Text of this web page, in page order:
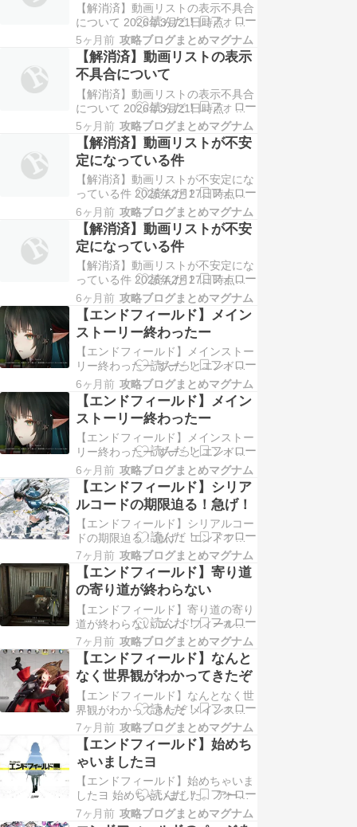
【解消済】動画リストの表示不具合
について 2026年3月21日時点、各
ゲームページ内のYouTube投稿者さ
んの最新投稿リストの表示がされな
い状態になっています。 原因につ
いては調査中ですが、RSSフィード
の読み込み過多でYouTube側から
RSSアクセス制限を受けている可能
性が…
5ヶ月前 攻略ブログまとめマグナム
【解消済】動画リストの表示
不具合について
【解消済】動画リストの表示不具合
について 2026年3月21日時点、各
ゲームページ内のYouTube投稿者さ
んの最新投稿リストの表示がされな
い状態になっています。 原因につ
いては調査中ですが、RSSフィード
の読み込み過多でYouTube側から
RSSアクセス制限を受けている可能
性が…
5ヶ月前 攻略ブログまとめマグナム
【解消済】動画リストが不安
定になっている件
【解消済】動画リストが不安定にな
っている件 2026年2月27日時点、
各ゲームページ内のYouTube投稿者
さんの最新投稿リストの表示が不安
定になっています。 詳細は不明で
すが、YouTube側のRSSフィードま
わりが不安定になっていて、 RSS
フィードを取得できないチャンネル
が…
6ヶ月前 攻略ブログまとめマグナム
【解消済】動画リストが不安
定になっている件
【解消済】動画リストが不安定にな
っている件 2026年2月27日時点、
各ゲームページ内のYouTube投稿者
さんの最新投稿リストの表示が不安
定になっています。 詳細は不明で
すが、YouTube側のRSSフィードま
わりが不安定になっていて、 RSS
フィードを取得できないチャンネル
が…
6ヶ月前 攻略ブログまとめマグナム
【エンドフィールド】メイン
ストーリー終わったー
【エンドフィールド】メインストー
リー終わったー ずーっとエンドフ
ィールドやってます(笑) とりあえず
現バージョンでのメインストーリー
を最後まで終わらせました。 なか
なか止め時がないんだよね、このゲ
ーム。 ストーリーの節目まで進め
たらやめとくかー、なんて思いつつ
資源回収にいって、そ…
6ヶ月前 攻略ブログまとめマグナム
【エンドフィールド】メイン
ストーリー終わったー
【エンドフィールド】メインストー
リー終わったー ずーっとエンドフ
ィールドやってます(笑) とりあえず
現バージョンでのメインストーリー
を最後まで終わらせました。 なか
なか止め時がないんだよね、このゲ
ーム。 ストーリーの節目まで進め
たらやめとくかー、なんて思いつつ
資源回収にいって、そ…
6ヶ月前 攻略ブログまとめマグナム
【エンドフィールド】シリア
ルコードの期限迫る！急げ！
【エンドフィールド】シリアルコー
ドの期限迫る！急げ！ エンドフィ
ールドのシリアルコードが現在4つ
用意されています。 うち1つはPC版
専用ですが、どのユーザーでも3つ
は入力して報酬を獲得することがで
きます。 赤晶玉だけでも2000個も
もらえるのでめっちゃお得です。
ALLFIELD…
7ヶ月前 攻略ブログまとめマグナム
【エンドフィールド】寄り道
の寄り道が終わらない
【エンドフィールド】寄り道の寄り
道が終わらない エンドフィール
ド、ひたすらプレイしております。
いやー、なんていうか、 寄り道で
サブクエスト始めると、その道中で
別のサブクエストが始まったりし
て、とにかくやることが尽きませ
ん。 ホントにこれ基本プレイ無料
のソシャゲ？ 買い切りの大作…
7ヶ月前 攻略ブログまとめマグナム
【エンドフィールド】なんと
なく世界観がわかってきたぞ
【エンドフィールド】なんとなく世
界観がわかってきたぞ メインスト
ーリーはロダンっていうボスを倒す
ところまで来ました。 いやー、楽
しいすねエンドフィールド。 最初
はストーリーが難解で難しいなぁっ
て思ってましたが、 なんとなくぼ
んやりとこんな感じの世界観でこん
な感じの話かぁってのが落…
7ヶ月前 攻略ブログまとめマグナム
【エンドフィールド】始めち
ゃいましたヨ
【エンドフィールド】始めちゃいま
したヨ 始めちゃいました。 アーク
ナイツ：エンドフィールド。 いや
ね、オープンワールド系のゲーム何
7ヶ月前 攻略ブログまとめマグナム